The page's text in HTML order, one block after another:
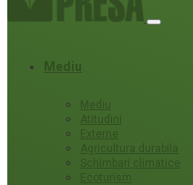
Mediu
Mediu
Atitudini
Externe
Agricultura durabila
Schimbari climatice
Ecoturism